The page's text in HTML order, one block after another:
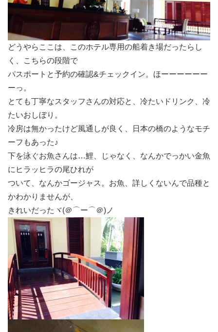
どうやらここは、このホテル専用の船着き場だったらし
く、こちらの段階で
パスポートと予約の確認&チェックイン。ほーーーーーー
ーっ。
とても丁寧なスタッフさんの対応と、冷たいドリンク、冷
たいおしぼり。
冷房は無かったけど風通しが良く、日本の橋のようなモチ
ーフもあった♪
下を泳ぐお魚さんは…鯉、じゃなく、なんかでっかい金魚
にヒラッヒラの尾ひれが
ついて、なんかゴージャス。お魚、詳しくないんで品種と
かわかりませんが、
きれいだったヾ(＠⌒ー⌒＠)ノ